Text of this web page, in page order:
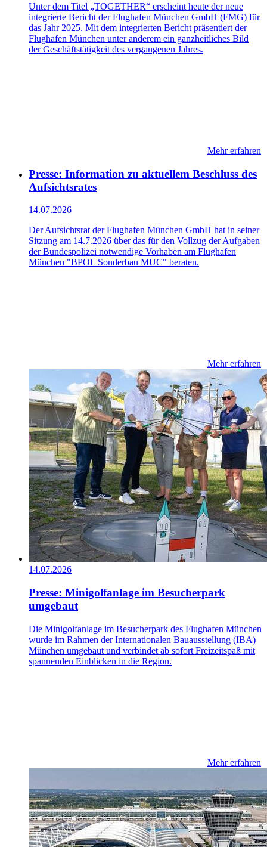
Unter dem Titel „TOGETHER“ erscheint heute der neue
integrierte Bericht der Flughafen München GmbH (FMG) für
das Jahr 2025. Mit dem integrierten Bericht präsentiert der
Flughafen München unter anderem ein ganzheitliches Bild
der Geschäftstätigkeit des vergangenen Jahres.
Mehr erfahren
Presse: Information zu aktuellem Beschluss des
Aufsichtsrates
14.07.2026
Der Aufsichtsrat der Flughafen München GmbH hat in seiner
Sitzung am 14.7.2026 über das für den Vollzug der Aufgaben
der Bundespolizei notwendige Vorhaben am Flughafen
München "BPOL Sonderbau MUC" beraten.
Mehr erfahren
14.07.2026
Presse: Minigolfanlage im Besucherpark
umgebaut
Die Minigolfanlage im Besucherpark des Flughafen München
wurde im Rahmen der Internationalen Bauausstellung (IBA)
München umgebaut und verbindet ab sofort Freizeitspaß mit
spannenden Einblicken in die Region.
Mehr erfahren